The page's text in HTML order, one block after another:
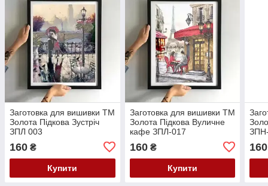
Заготовка для вишивки ТМ
Золота Підкова Зустріч
ЗПЛ 003
160 ₴
Купити
Заготовка для вишивки ТМ
Золота Підкова Вуличне
кафе ЗПЛ-017
160₴
Купити
160